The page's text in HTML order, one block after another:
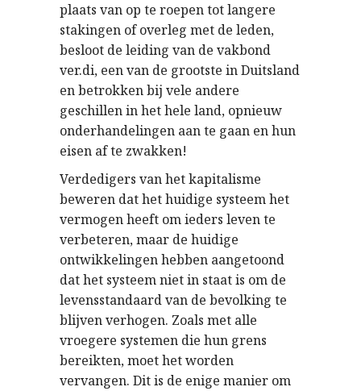
plaats van op te roepen tot langere
stakingen of overleg met de leden,
besloot de leiding van de vakbond
ver.di, een van de grootste in Duitsland
en betrokken bij vele andere
geschillen in het hele land, opnieuw
onderhandelingen aan te gaan en hun
eisen af te zwakken!
Verdedigers van het kapitalisme
beweren dat het huidige systeem het
vermogen heeft om ieders leven te
verbeteren, maar de huidige
ontwikkelingen hebben aangetoond
dat het systeem niet in staat is om de
levensstandaard van de bevolking te
blijven verhogen. Zoals met alle
vroegere systemen die hun grens
bereikten, moet het worden
vervangen. Dit is de enige manier om